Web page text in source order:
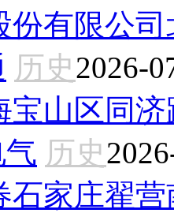
份有限公
历史2026-
宝山区同
历史
石家庄翟